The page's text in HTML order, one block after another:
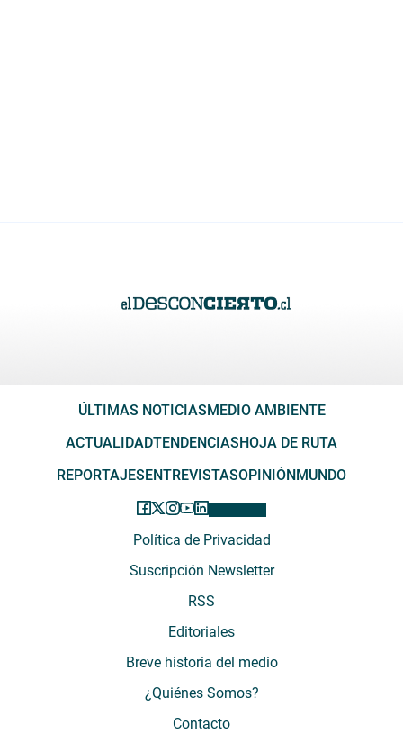
ÚLTIMAS NOTICIASMEDIO AMBIENTE
ACTUALIDADTENDENCIASHOJA DE RUTA
REPORTAJESENTREVISTASOPINIÓNMUNDO
Política de Privacidad
Suscripción Newsletter
RSS
Editoriales
Breve historia del medio
¿Quiénes Somos?
Contacto